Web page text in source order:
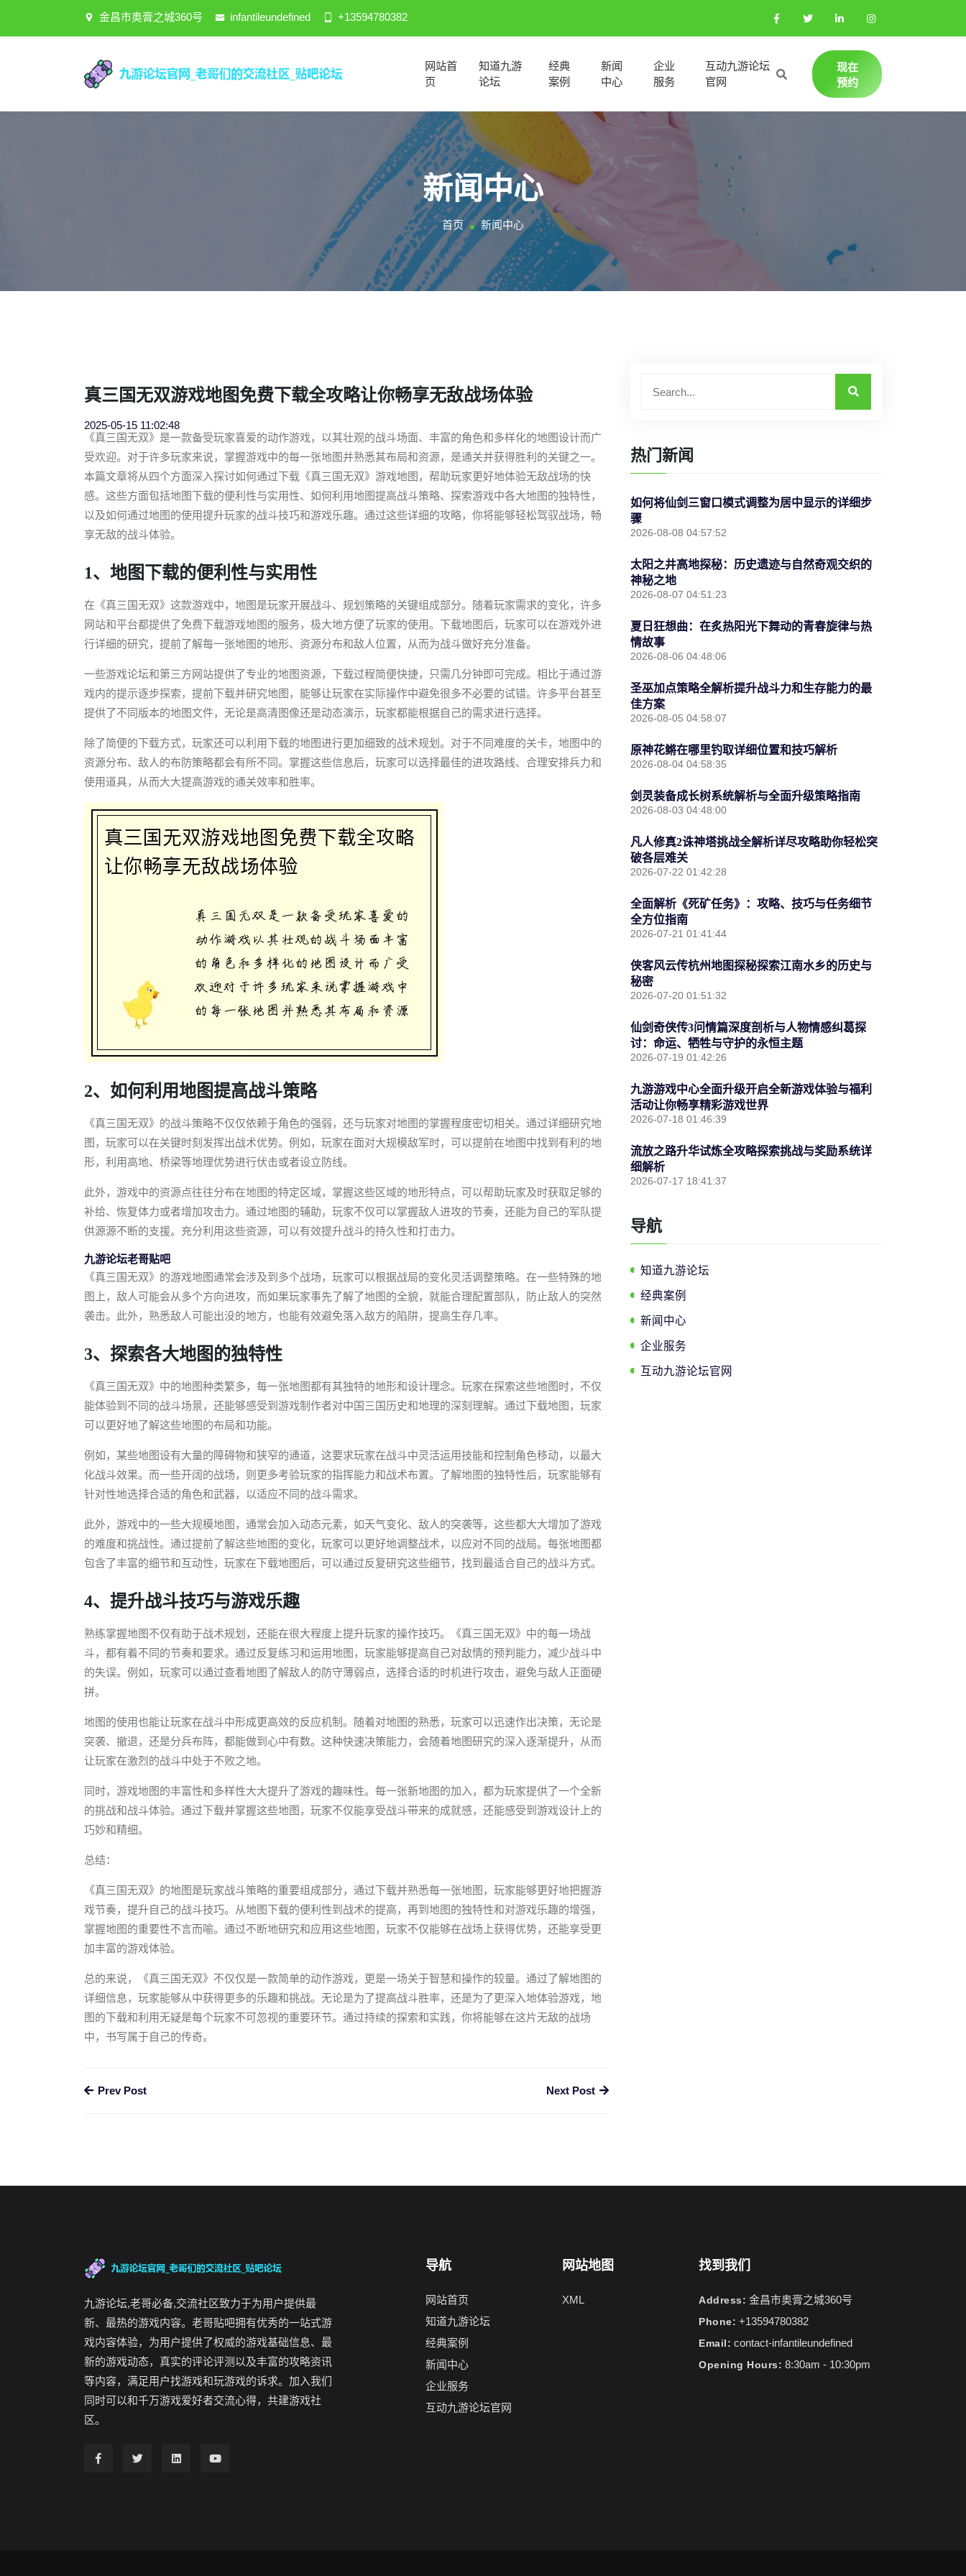
金昌市奥膏之城360号 infantileundefined +13594780382
网站首
页
知道九游
论坛
经典
案例
新闻
中心
企业
服务
互动九游论坛
官网
现在
预约
新闻中心
首页 新闻中心
真三国无双游戏地图免费下载全攻略让你畅享无敌战场体验
2025-05-15 11:02:48
《真三国无双》是一款备受玩家喜爱的动作游戏，以其壮观的战斗场面、丰富的角色和多样化的地图设计而广
受欢迎。对于许多玩家来说，掌握游戏中的每一张地图并熟悉其布局和资源，是通关并获得胜利的关键之一。
本篇文章将从四个方面深入探讨如何通过下载《真三国无双》游戏地图，帮助玩家更好地体验无敌战场的快
感。这些方面包括地图下载的便利性与实用性、如何利用地图提高战斗策略、探索游戏中各大地图的独特性，
以及如何通过地图的使用提升玩家的战斗技巧和游戏乐趣。通过这些详细的攻略，你将能够轻松驾驭战场，畅
享无敌的战斗体验。
1、地图下载的便利性与实用性
在《真三国无双》这款游戏中，地图是玩家开展战斗、规划策略的关键组成部分。随着玩家需求的变化，许多
网站和平台都提供了免费下载游戏地图的服务，极大地方便了玩家的使用。下载地图后，玩家可以在游戏外进
行详细的研究，提前了解每一张地图的地形、资源分布和敌人位置，从而为战斗做好充分准备。
一些游戏论坛和第三方网站提供了专业的地图资源，下载过程简便快捷，只需几分钟即可完成。相比于通过游
戏内的提示逐步探索，提前下载并研究地图，能够让玩家在实际操作中避免很多不必要的试错。许多平台甚至
提供了不同版本的地图文件，无论是高清图像还是动态演示，玩家都能根据自己的需求进行选择。
除了简便的下载方式，玩家还可以利用下载的地图进行更加细致的战术规划。对于不同难度的关卡，地图中的
资源分布、敌人的布防策略都会有所不同。掌握这些信息后，玩家可以选择最佳的进攻路线、合理安排兵力和
使用道具，从而大大提高游戏的通关效率和胜率。
2、如何利用地图提高战斗策略
《真三国无双》的战斗策略不仅仅依赖于角色的强弱，还与玩家对地图的掌握程度密切相关。通过详细研究地
图，玩家可以在关键时刻发挥出战术优势。例如，玩家在面对大规模敌军时，可以提前在地图中找到有利的地
形，利用高地、桥梁等地理优势进行伏击或者设立防线。
此外，游戏中的资源点往往分布在地图的特定区域，掌握这些区域的地形特点，可以帮助玩家及时获取足够的
补给、恢复体力或者增加攻击力。通过地图的辅助，玩家不仅可以掌握敌人进攻的节奏，还能为自己的军队提
供源源不断的支援。充分利用这些资源，可以有效提升战斗的持久性和打击力。
九游论坛老哥贴吧
《真三国无双》的游戏地图通常会涉及到多个战场，玩家可以根据战局的变化灵活调整策略。在一些特殊的地
图上，敌人可能会从多个方向进攻，而如果玩家事先了解了地图的全貌，就能合理配置部队，防止敌人的突然
袭击。此外，熟悉敌人可能出没的地方，也能有效避免落入敌方的陷阱，提高生存几率。
3、探索各大地图的独特性
《真三国无双》中的地图种类繁多，每一张地图都有其独特的地形和设计理念。玩家在探索这些地图时，不仅
能体验到不同的战斗场景，还能够感受到游戏制作者对中国三国历史和地理的深刻理解。通过下载地图，玩家
可以更好地了解这些地图的布局和功能。
例如，某些地图设有大量的障碍物和狭窄的通道，这要求玩家在战斗中灵活运用技能和控制角色移动，以最大
化战斗效果。而一些开阔的战场，则更多考验玩家的指挥能力和战术布置。了解地图的独特性后，玩家能够有
针对性地选择合适的角色和武器，以适应不同的战斗需求。
此外，游戏中的一些大规模地图，通常会加入动态元素，如天气变化、敌人的突袭等，这些都大大增加了游戏
的难度和挑战性。通过提前了解这些地图的变化，玩家可以更好地调整战术，以应对不同的战局。每张地图都
包含了丰富的细节和互动性，玩家在下载地图后，可以通过反复研究这些细节，找到最适合自己的战斗方式。
4、提升战斗技巧与游戏乐趣
熟练掌握地图不仅有助于战术规划，还能在很大程度上提升玩家的操作技巧。《真三国无双》中的每一场战
斗，都有着不同的节奏和要求。通过反复练习和运用地图，玩家能够提高自己对敌情的预判能力，减少战斗中
的失误。例如，玩家可以通过查看地图了解敌人的防守薄弱点，选择合适的时机进行攻击，避免与敌人正面硬
拼。
地图的使用也能让玩家在战斗中形成更高效的反应机制。随着对地图的熟悉，玩家可以迅速作出决策，无论是
突袭、撤退，还是分兵布阵，都能做到心中有数。这种快速决策能力，会随着地图研究的深入逐渐提升，从而
让玩家在激烈的战斗中处于不败之地。
同时，游戏地图的丰富性和多样性大大提升了游戏的趣味性。每一张新地图的加入，都为玩家提供了一个全新
的挑战和战斗体验。通过下载并掌握这些地图，玩家不仅能享受战斗带来的成就感，还能感受到游戏设计上的
巧妙和精细。
总结：
《真三国无双》的地图是玩家战斗策略的重要组成部分，通过下载并熟悉每一张地图，玩家能够更好地把握游
戏节奏，提升自己的战斗技巧。从地图下载的便利性到战术的提高，再到地图的独特性和对游戏乐趣的增强，
掌握地图的重要性不言而喻。通过不断地研究和应用这些地图，玩家不仅能够在战场上获得优势，还能享受更
加丰富的游戏体验。
总的来说，《真三国无双》不仅仅是一款简单的动作游戏，更是一场关于智慧和操作的较量。通过了解地图的
详细信息，玩家能够从中获得更多的乐趣和挑战。无论是为了提高战斗胜率，还是为了更深入地体验游戏，地
图的下载和利用无疑是每个玩家不可忽视的重要环节。通过持续的探索和实践，你将能够在这片无敌的战场
中，书写属于自己的传奇。
Prev Post Next Post
热门新闻
如何将仙剑三窗口模式调整为居中显示的详细步
骤
2026-08-08 04:57:52
太阳之井高地探秘：历史遗迹与自然奇观交织的
神秘之地
2026-08-07 04:51:23
夏日狂想曲：在炙热阳光下舞动的青春旋律与热
情故事
2026-08-06 04:48:06
圣巫加点策略全解析提升战斗力和生存能力的最
佳方案
2026-08-05 04:58:07
原神花鳉在哪里钓取详细位置和技巧解析
2026-08-04 04:58:35
剑灵装备成长树系统解析与全面升级策略指南
2026-08-03 04:48:00
凡人修真2诛神塔挑战全解析详尽攻略助你轻松突
破各层难关
2026-07-22 01:42:28
全面解析《死矿任务》：攻略、技巧与任务细节
全方位指南
2026-07-21 01:41:44
侠客风云传杭州地图探秘探索江南水乡的历史与
秘密
2026-07-20 01:51:32
仙剑奇侠传3问情篇深度剖析与人物情感纠葛探
讨：命运、牺牲与守护的永恒主题
2026-07-19 01:42:26
九游游戏中心全面升级开启全新游戏体验与福利
活动让你畅享精彩游戏世界
2026-07-18 01:46:39
流放之路升华试炼全攻略探索挑战与奖励系统详
细解析
2026-07-17 18:41:37
导航
知道九游论坛
经典案例
新闻中心
企业服务
互动九游论坛官网
九游论坛,老哥必备,交流社区致力于为用户提供最
新、最热的游戏内容。老哥贴吧拥有优秀的一站式游
戏内容体验，为用户提供了权威的游戏基础信息、最
新的游戏动态，真实的评论评测以及丰富的攻略资讯
等内容，满足用户找游戏和玩游戏的诉求。加入我们
同时可以和千万游戏爱好者交流心得，共建游戏社
区。
导航
网站首页
知道九游论坛
经典案例
新闻中心
企业服务
互动九游论坛官网
网站地图
XML
找到我们
Address: 金昌市奥膏之城360号
Phone: +13594780382
Email: contact-infantileundefined
Opening Hours: 8:30am - 10:30pm